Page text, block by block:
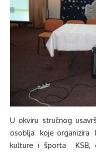
U okviru stručnog
osoblja koje organizira
kulture i športa KSB,